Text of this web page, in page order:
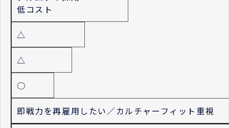
低コスト
△
△
○
即戦力を再雇用したい／カルチャーフィット重視